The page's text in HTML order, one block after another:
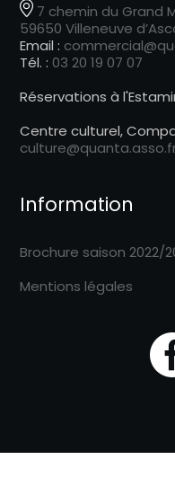
7 chemin du Grand
59650 Villeneuve
Email :
Tél. : 03 20 19 07 07
Réservations à
Centre culturel,
Information
Brochure saison 2022/
Mentions légales